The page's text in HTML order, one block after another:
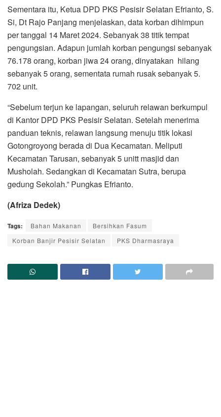
Sementara itu, Ketua DPD PKS Pesisir Selatan Efrianto, S.
Si, Dt Rajo Panjang menjelaskan, data korban dihimpun
per tanggal 14 Maret 2024. Sebanyak 38 titik tempat
pengungsian. Adapun jumlah korban pengungsi sebanyak
76.178 orang, korban jiwa 24 orang, dinyatakan hilang
sebanyak 5 orang, sementata rumah rusak sebanyak 5.
702 unit.
“Sebelum terjun ke lapangan, seluruh relawan berkumpul
di Kantor DPD PKS Pesisir Selatan. Setelah menerima
panduan teknis, relawan langsung menuju titik lokasi
Gotongroyong berada di Dua Kecamatan. Meliputi
Kecamatan Tarusan, sebanyak 5 unitt masjid dan
Musholah. Sedangkan di Kecamatan Sutra, berupa
gedung Sekolah.” Pungkas Efrianto.
(Afriza Dedek)
Tags: Bahan Makanan
Bersihkan Fasum
Korban Banjir Pesisir Selatan
PKS Dharmasraya